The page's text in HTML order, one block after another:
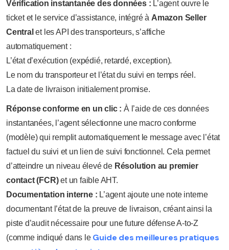
Vérification instantanée des données : L’agent ouvre le
ticket et le service d’assistance, intégré àAmazon Seller
Central et les API des transporteurs, s’affiche
automatiquement :
L’état d’exécution (expédié, retardé, exception).
Le nom du transporteur et l’état du suivi en temps réel.
La date de livraison initialement promise.
Réponse conforme en un clic : À l’aide de ces données
instantanées, l’agent sélectionne une macro conforme
(modèle) qui remplit automatiquement le message avec l’état
factuel du suivi et un lien de suivi fonctionnel. Cela permet
d’atteindre un niveau élevé de Résolution au premier
contact (FCR)et un faible AHT.
Documentation interne : L’agent ajoute une note interne
documentant l’état de la preuve de livraison, créant ainsi la
piste d’audit nécessaire pour une future défense A-to-Z
(comme indiqué dans le Guide des meilleures pratiques